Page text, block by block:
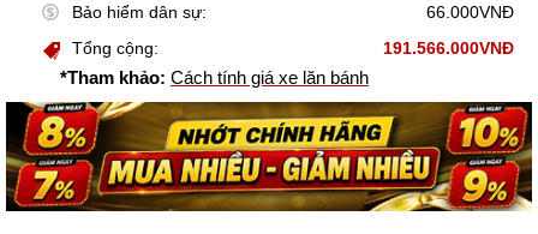
Bảo hiểm dân sự:
66.000VNĐ
Tổng cộng:
191.566.000VNĐ
*Tham khảo: Cách tính giá xe lăn bánh